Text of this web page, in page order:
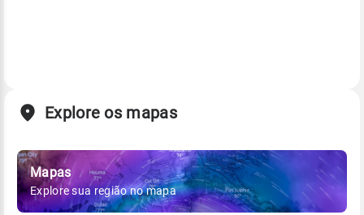
Explore os mapas
Mapas
Explore sua região no mapa